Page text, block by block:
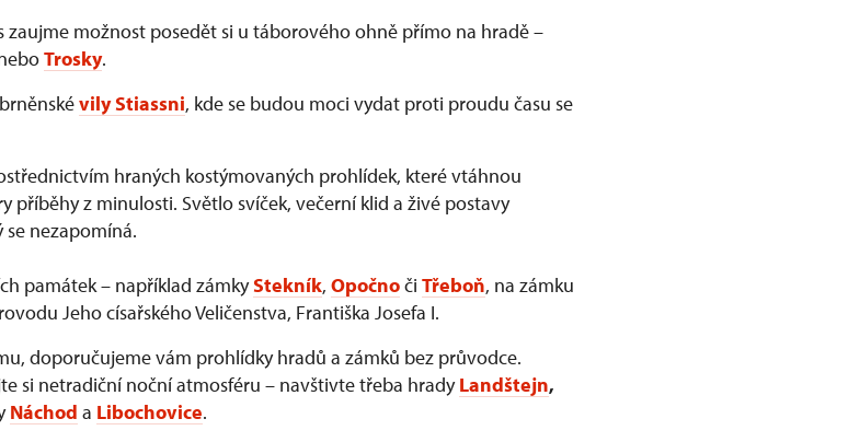
zaujme možnost posedět si u táborového ohně přímo na hradě –
Trosky.
vily Stiassni, kde se budou moci vydat proti proudu času se
hraných kostýmovaných prohlídek, které vtáhnou
příběhy z minulosti. Světlo svíček, večerní klid a živé postavy
nezapomíná.
památek – například zámkyStekník, Opočnoči Třeboň, na zámku
Jeho císařského Veličenstva, Františka Josefa I.
doporučujeme vám prohlídky hradů a zámků bez průvodce.
si netradiční noční atmosféru – navštivte třeba hradyLandštejn,
Náchod a Libochovice.